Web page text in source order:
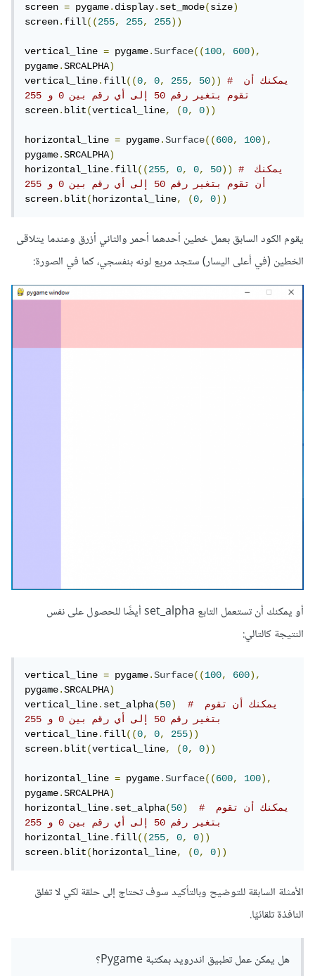
screen = pygame.display.set_mode(size)
screen.fill((255, 255, 255))
vertical_line = pygame.Surface((100, 600),
pygame.SRCALPHA)
vertical_line.fill((0, 0, 255, 50))
# يمكنك أن
تقوم بتغير رقم 50 إلى أي رقم بين 0 و 255
screen.blit(vertical_line, (0, 0))
horizontal_line = pygame.Surface((600, 100),
pygame.SRCALPHA)
horizontal_line.fill((255, 0, 0, 50))
# يمكنك
أن تقوم بتغير رقم 50 إلى أي رقم بين 0 و 255
screen.blit(horizontal_line, (0, 0))
يقوم الكود السابق بعمل خطين أحدهما أحمر والثاني أزرق وعندما يتلاقى
الخطين (في أعلى اليسار) ستجد مربع لونه بنفسجي، كما في الصورة:
أو يمكنك أن تستعمل التابع set_alpha أيضًا للحصول على نفس
النتيجة كالتالي:
vertical_line = pygame.Surface((100, 600),
pygame.SRCALPHA)
vertical_line.set_alpha(50)
# يمكنك أن تقوم
بتغير رقم 50 إلى أي رقم بين 0 و 255
vertical_line.fill((0, 0, 255))
screen.blit(vertical_line, (0, 0))
horizontal_line = pygame.Surface((600, 100),
pygame.SRCALPHA)
horizontal_line.set_alpha(50)
# يمكنك أن تقوم
بتغير رقم 50 إلى أي رقم بين 0 و 255
horizontal_line.fill((255, 0, 0))
screen.blit(horizontal_line, (0, 0))
الأمثلة السابقة للتوضيح وبالتأكيد سوف تحتاج إلى حلقة لكي لا تغلق
النافذة تلقائيًا.
هل يمكن عمل تطبيق اندرويد بمكتبة Pygame؟